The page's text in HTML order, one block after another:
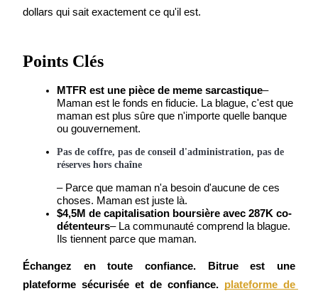
Futures USDC
Futures utilisant l'USDC comme garantie
Copie de Trading
Rejoignez les meilleurs traders
dollars qui sait exactement ce qu'il est.
Points Clés
MTFR est une pièce de meme sarcastique–
Maman est le fonds en fiducie. La blague, c'est que
maman est plus sûre que n'importe quelle banque
ou gouvernement.
Pas de coffre, pas de conseil d'administration, pas de
réserves hors chaîne
– Parce que maman n'a besoin d'aucune de ces
choses. Maman est juste là.
$4,5M de capitalisation boursière avec 287K co-
détenteurs– La communauté comprend la blague.
Ils tiennent parce que maman.
Échangez en toute confiance. Bitrue est une
plateforme sécurisée et de confiance. plateforme de